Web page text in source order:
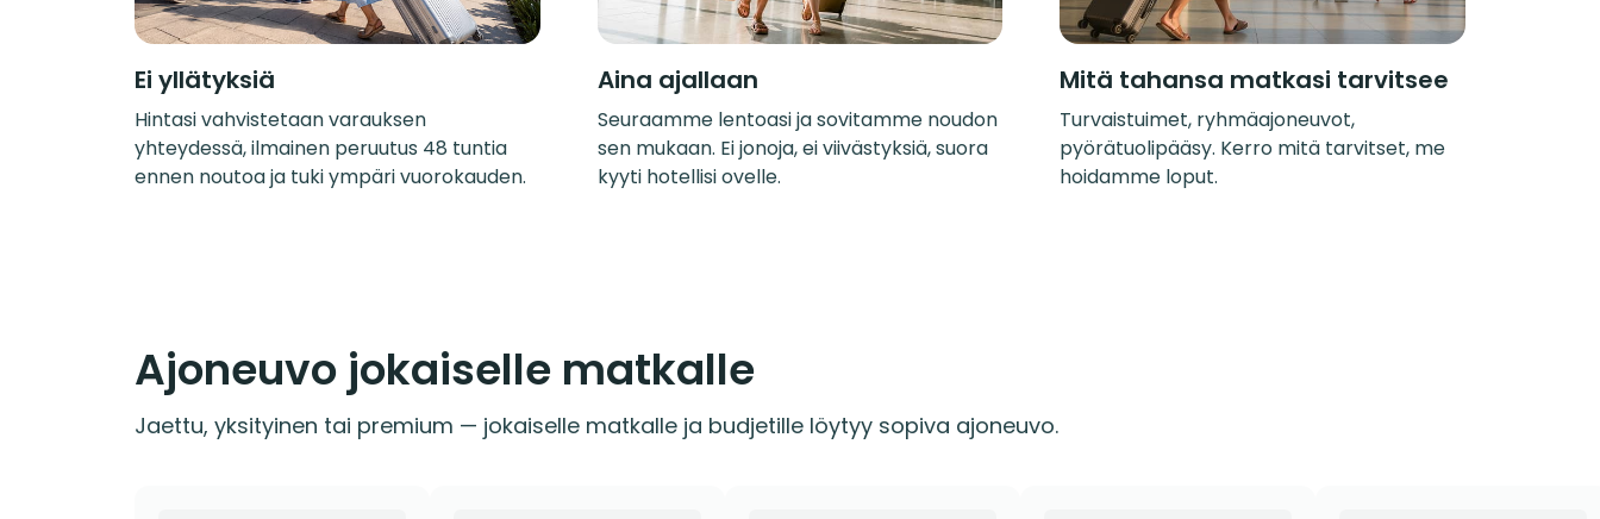
Ei yllätyksiä
Hintasi vahvistetaan varauksen
yhteydessä, ilmainen peruutus 48 tuntia
ennen noutoa ja tuki ympäri vuorokauden.
Aina ajallaan
Seuraamme lentoasi ja sovitamme noudon
sen mukaan. Ei jonoja, ei viivästyksiä, suora
kyyti hotellisi ovelle.
Mitä tahansa matkasi tarvitsee
Turvaistuimet, ryhmäajoneuvot,
pyörätuolipääsy. Kerro mitä tarvitset, me
hoidamme loput.
Ajoneuvo jokaiselle matkalle
Jaettu, yksityinen tai premium — jokaiselle matkalle ja budjetille löytyy sopiva ajoneuvo.